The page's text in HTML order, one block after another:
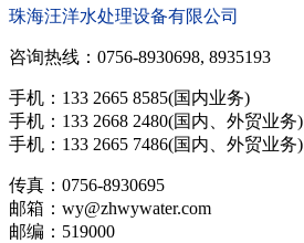
珠海汪洋水处理设备有限公司
咨询热线：0756-8930698, 8935193
手机：133 2665 8585(国内业务)
手机：133 2668 2480(国内、外贸业务)
手机：133 2665 7486(国内、外贸业务)
传真：0756-8930695
邮箱：wy@zhwywater.com
邮编：519000